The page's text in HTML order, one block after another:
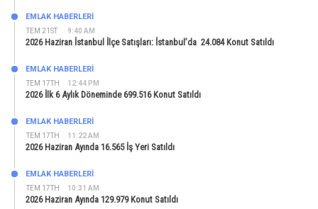
TEM 21ST 9:40 AM
EMLAK HABERLERI
2026 Haziran İstanbul İlçe Satışları: İstanbul’da 24.084 Konut Satıldı
TEM 17TH 12:44 PM
EMLAK HABERLERI
2026 İlk 6 Aylık Döneminde 699.516 Konut Satıldı
TEM 17TH 11:22 AM
EMLAK HABERLERI
2026 Haziran Ayında 16.565 İş Yeri Satıldı
TEM 17TH 10:31 AM
EMLAK HABERLERI
2026 Haziran Ayında 129.979 Konut Satıldı